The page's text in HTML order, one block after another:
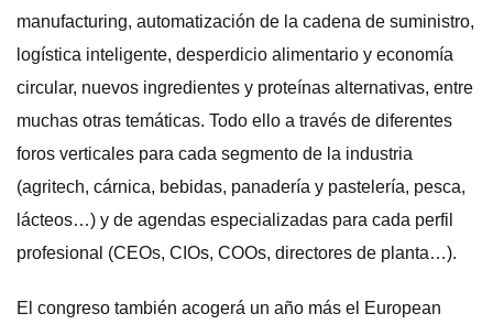
manufacturing, automatización de la cadena de suministro,
logística inteligente, desperdicio alimentario y economía
circular, nuevos ingredientes y proteínas alternativas, entre
muchas otras temáticas. Todo ello a través de diferentes
foros verticales para cada segmento de la industria
(agritech, cárnica, bebidas, panadería y pastelería, pesca,
lácteos…) y de agendas especializadas para cada perfil
profesional (CEOs, CIOs, COOs, directores de planta…).
El congreso también acogerá un año más el European